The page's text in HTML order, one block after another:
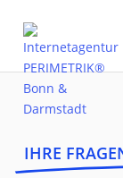
IHRE